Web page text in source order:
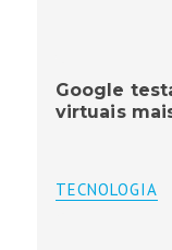
Google
virtuais
TECNOLOGIA